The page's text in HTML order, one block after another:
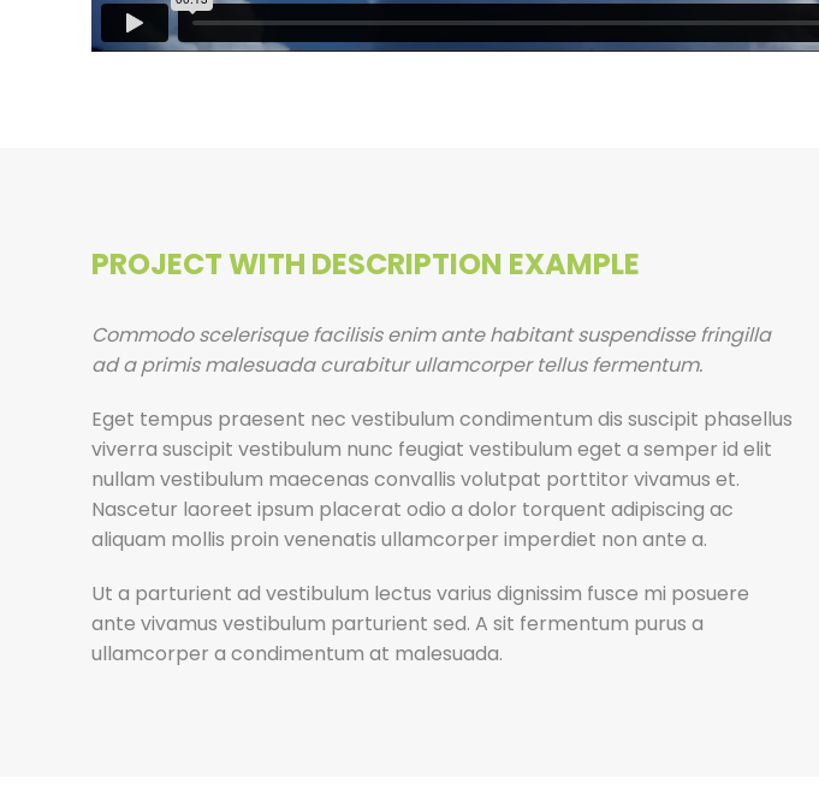
PROJECT WITH DESCRIPTION EXAMPLE
Commodo scelerisque facilisis enim ante habitant suspendisse fringilla
ad a primis malesuada curabitur ullamcorper tellus fermentum.
Eget tempus praesent nec vestibulum condimentum dis suscipit phasellus
viverra suscipit vestibulum nunc feugiat vestibulum eget a semper id elit
nullam vestibulum maecenas convallis volutpat porttitor vivamus et.
Nascetur laoreet ipsum placerat odio a dolor torquent adipiscing ac
aliquam mollis proin venenatis ullamcorper imperdiet non ante a.
Ut a parturient ad vestibulum lectus varius dignissim fusce mi posuere
ante vivamus vestibulum parturient sed. A sit fermentum purus a
ullamcorper a condimentum at malesuada.